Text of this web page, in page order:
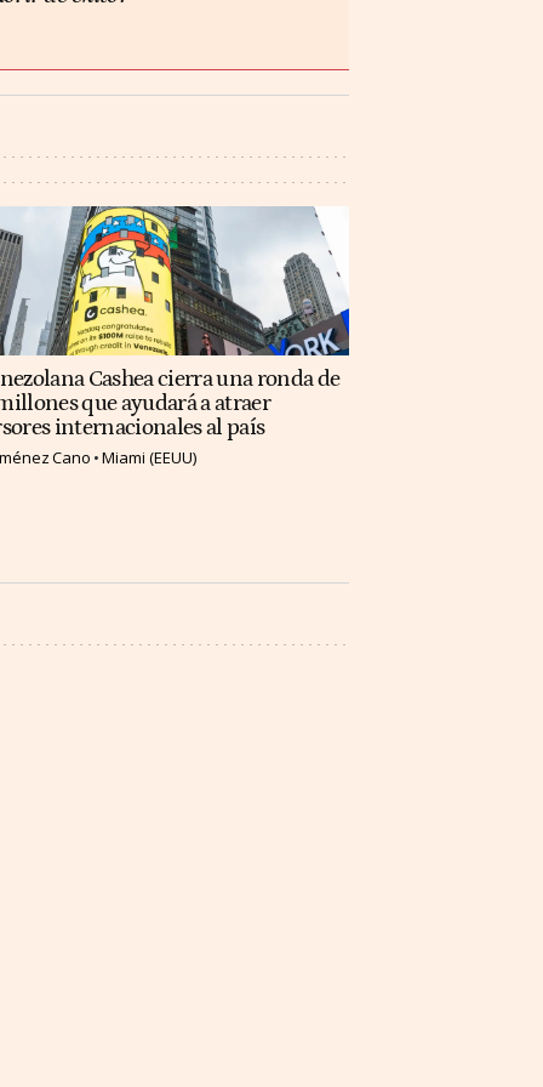
Cashea cierra una ronda de
que ayudará a atraer
internacionales al país
Cano Miami (EEUU)